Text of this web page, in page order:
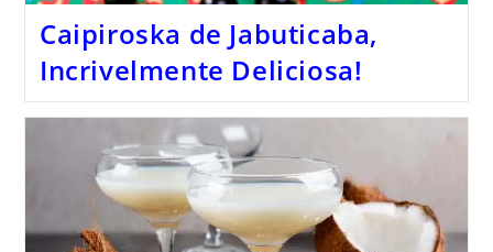
Caipiroska de Jabuticaba,
Incrivelmente Deliciosa!